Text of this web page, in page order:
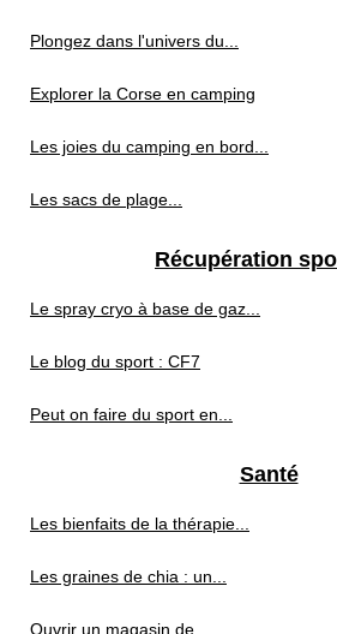
Plongez dans l'univers du...
Explorer la Corse en camping
Les joies du camping en bord...
Les sacs de plage...
Récupération
Le spray cryo à base de gaz...
Le blog du sport : CF7
Peut on faire du sport en...
Santé
Les bienfaits de la thérapie...
Les graines de chia : un...
Ouvrir un magasin de...